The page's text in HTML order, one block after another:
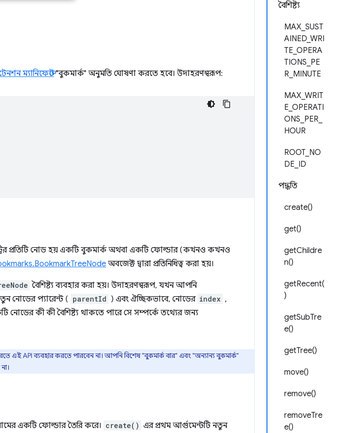
বৈশিষ্ট্য
MAX_SUST
AINED_WRI
TE_OPERA
TIONS_PE
R_MINUTE
MAX_WRIT
E_OPERATI
ONS_PER_
HOUR
ROOT_NO
DE_ID
পদ্ধতি
create()
get()
getChildre
n()
getRecent(
)
getSubTre
e()
getTree()
move()
remove()
removeTre
e()
ম্যানিফেস্টে"বুকমার্ক" অনুমতি ঘোষণা করতে হবে। উদাহরণস্বরূপ:
প্রতিটি নোড হয় একটি বুকমার্ক অথবা একটি ফোল্ডার (কখনও কখনও
অবজেক্ট দ্বারা প্রতিনিধিত্ব করা হয়।
বৈশিষ্ট্য ব্যবহার করা হয়। উদাহরণস্বরূপ, যখন আপনি
নোডের প্যারেন্ট ( parentId ) এবং ঐচ্ছিকভাবে, নোডের index ,
নোডের কী কী বৈশিষ্ট্য থাকতে পারে সে সম্পর্কে তথ্যের জন্য
এই API ব্যবহার করতে পারবেন না। আপনি বিশেষ "বুকমার্ক বার" এবং "অন্যান্য বুকমার্ক"
একটি ফোল্ডার তৈরি করে। create() এর প্রথম আর্গুমেন্টটি নতুন